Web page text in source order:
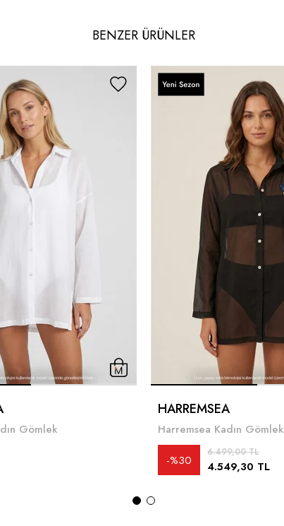
BENZER ÜRÜNLER
Gömlek
HARREMSEA
Harremsea Kadın Gömlek
4.549,30 TL
6.499,00 TL
%30